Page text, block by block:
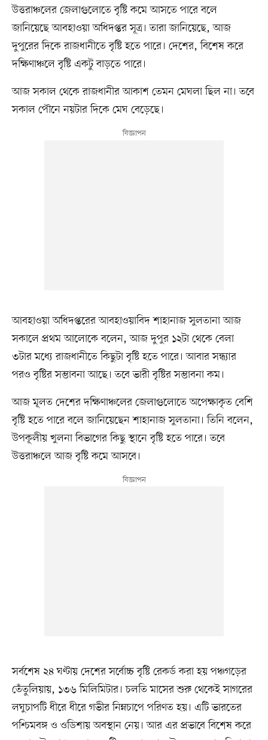
উত্তরাঞ্চলের জেলাগুলোতে বৃষ্টি কমে আসতে পারে বলে
জানিয়েছে আবহাওয়া অধিদপ্তর সূত্র। তারা জানিয়েছে, আজ
দুপুরের দিকে রাজধানীতে বৃষ্টি হতে পারে। দেশের, বিশেষ করে
দক্ষিণাঞ্চলে বৃষ্টি একটু বাড়তে পারে।
আজ সকাল থেকে রাজধানীর আকাশ তেমন মেঘলা ছিল না। তবে
সকাল পৌনে নয়টার দিকে মেঘ বেড়েছে।
আবহাওয়া অধিদপ্তরের আবহাওয়াবিদ শাহানাজ সুলতানা আজ
সকালে প্রথম আলোকে বলেন, আজ দুপুর ১২টা থেকে বেলা
৩টার মধ্যে রাজধানীতে কিছুটা বৃষ্টি হতে পারে। আবার সন্ধ্যার
পরও বৃষ্টির সম্ভাবনা আছে। তবে ভারী বৃষ্টির সম্ভাবনা কম।
আজ মূলত দেশের দক্ষিণাঞ্চলের জেলাগুলোতে অপেক্ষাকৃত বেশি
বৃষ্টি হতে পারে বলে জানিয়েছেন শাহানাজ সুলতানা। তিনি বলেন,
উপকূলীয় খুলনা বিভাগের কিছু স্থানে বৃষ্টি হতে পারে। তবে
উত্তরাঞ্চলে আজ বৃষ্টি কমে আসবে।
সর্বশেষ ২৪ ঘণ্টায় দেশের সর্বোচ্চ বৃষ্টি রেকর্ড করা হয় পঞ্চগড়ের
তেঁতুলিয়ায়, ১৩৬ মিলিমিটার। চলতি মাসের শুরু থেকেই সাগরের
লঘুচাপটি ধীরে ধীরে গভীর নিম্নচাপে পরিণত হয়। এটি ভারতের
পশ্চিমবঙ্গ ও ওডিশায় অবস্থান নেয়। আর এর প্রভাবে বিশেষ করে